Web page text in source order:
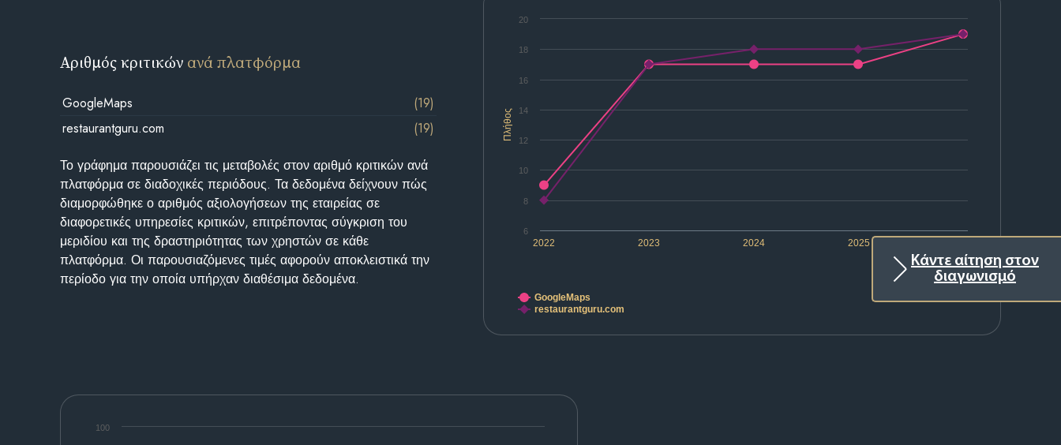
Κάντε αίτηση στον
διαγωνισμό
Πλήθος
2022 2023 2024 2025
6
8
10
12
14
16
18
20
GoogleMaps
restaurantguru.com
Αριθμός κριτικών ανά πλατφόρμα
GoogleMaps
(19)
restaurantguru.com
(19)
Το γράφημα παρουσιάζει τις μεταβολές στον αριθμό κριτικών ανά
πλατφόρμα σε διαδοχικές περιόδους. Τα δεδομένα δείχνουν πώς
διαμορφώθηκε ο αριθμός αξιολογήσεων της εταιρείας σε
διαφορετικές υπηρεσίες κριτικών, επιτρέποντας σύγκριση του
μεριδίου και της δραστηριότητας των χρηστών σε κάθε
πλατφόρμα. Οι παρουσιαζόμενες τιμές αφορούν αποκλειστικά την
περίοδο για την οποία υπήρχαν διαθέσιμα δεδομένα.
100